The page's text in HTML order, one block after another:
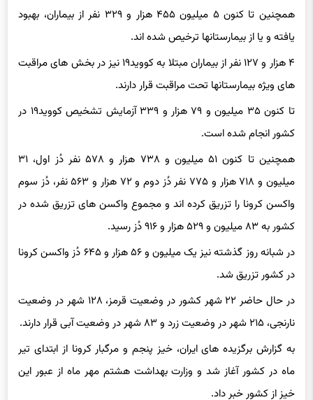
همچنین تا کنون ۵ میلیون ۴۵۵ هزار و ۳۲۹ نفر از بیماران، بهبود
یافته و یا از بیمارستانها ترخیص شده اند.
۴ هزار و ۱۲۷ نفر از بیماران مبتلا به کووید۱۹ نیز در بخش های مراقبت
های ویژه بیمارستانها تحت مراقبت قرار دارند.
تا کنون ۳۵ میلیون و ۷۹ هزار و ۳۳۹ آزمایش تشخیص کووید۱۹ در
کشور انجام شده است.
همچنین تا کنون ۵۱ میلیون و ۷۳۸ هزار و ۵۷۸ نفر دُز اول، ۳۱
میلیون و ۷۱۸ هزار و ۷۷۵ نفر دُز دوم و ۷۲ هزار و ۵۶۳ نفر، دُز سوم
واکسن کرونا را تزریق کرده اند و مجموع واکسن های تزریق شده در
کشور به ۸۳ میلیون و ۵۲۹ هزار و ۹۱۶ دُز رسید.
در شبانه روز گذشته نیز یک میلیون و ۵۶ هزار و ۶۴۵ دُز واکسن کرونا
در کشور تزریق شد.
در حال حاضر ۲۲ شهر کشور در وضعیت قرمز، ۱۲۸ شهر در وضعیت
نارنجی، ۲۱۵ شهر در وضعیت زرد و ۸۳ شهر در وضعیت آبی قرار دارند.
به گزارش برگزیده های ایران، خیز پنجم و مرگبار کرونا از ابتدای تیر
ماه در کشور آغاز شد و وزارت بهداشت هشتم مهر ماه از عبور این
خیز از کشور خبر داد.